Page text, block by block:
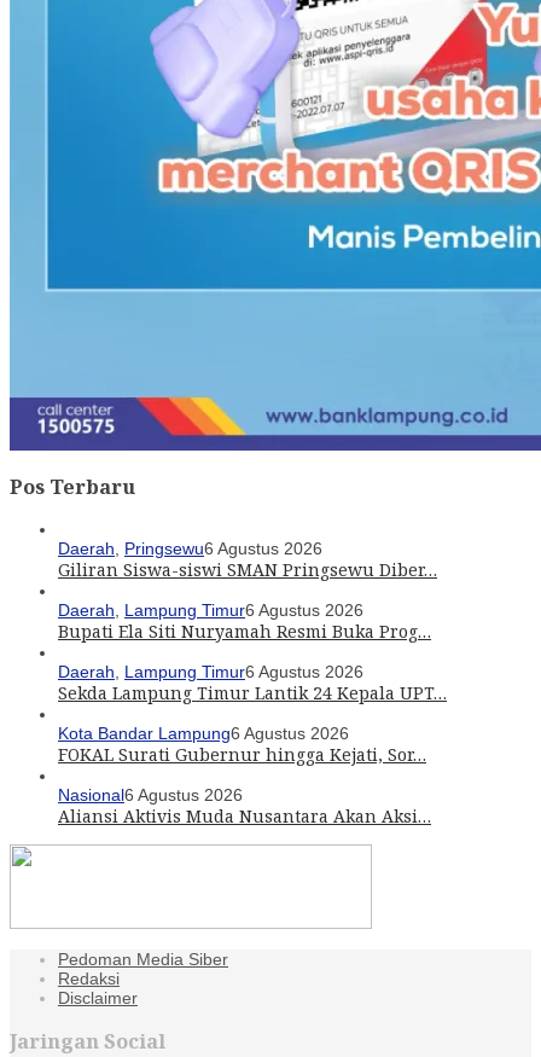
Pos Terbaru
Daerah, Pringsewu6 Agustus 2026
Giliran Siswa-siswi SMAN Pringsewu Diber…
Daerah, Lampung Timur6 Agustus 2026
Bupati Ela Siti Nuryamah Resmi Buka Prog…
Daerah, Lampung Timur6 Agustus 2026
Sekda Lampung Timur Lantik 24 Kepala UPT…
Kota Bandar Lampung6 Agustus 2026
FOKAL Surati Gubernur hingga Kejati, Sor…
Nasional6 Agustus 2026
Aliansi Aktivis Muda Nusantara Akan Aksi…
Pedoman Media Siber
Redaksi
Disclaimer
Jaringan Social